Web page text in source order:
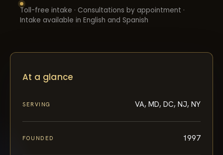
Toll-free intake · Consultations by appointment ·
Intake available in English and Spanish
At a glance
SERVING VA, MD, DC, NJ, NY
FOUNDED 1997